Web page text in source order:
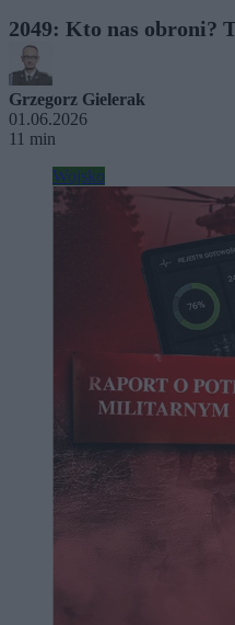
2049: Kto nas obroni?
Grzegorz Gielerak
01.06.2026
11 min
Wojsko